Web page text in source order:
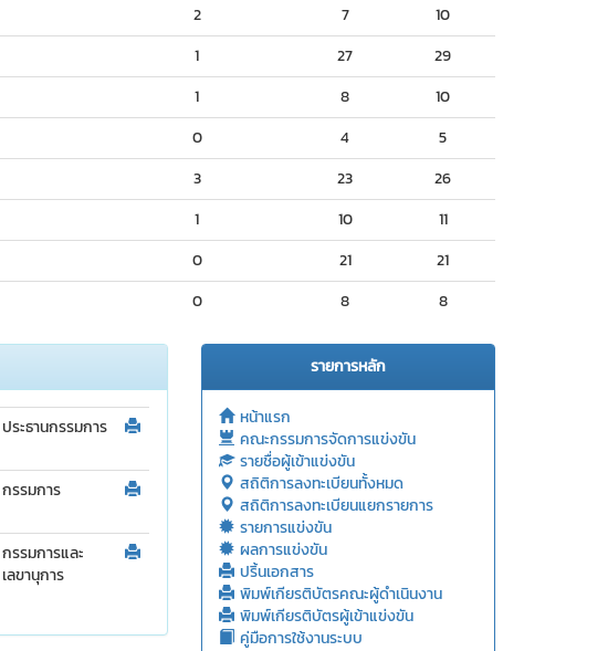
2 7
10
1 27
29
1 8
10
0 4
5
3 23
26
1 10
11
0 21
21
0 8 8
ประธานกรรมการ
กรรมการ
กรรมการและ
เลขานุการ
รายการหลัก
หน้าแรก
คณะกรรมการจัดการแข่งขัน
รายชื่อผู้เข้าแข่งขัน
สถิติการลงทะเบียนทั้งหมด
สถิติการลงทะเบียนแยกรายการ
รายการแข่งขัน
ผลการแข่งขัน
ปริ้นเอกสาร
พิมพ์เกียรติบัตรคณะผู้ดำเนินงาน
พิมพ์เกียรติบัตรผู้เข้าแข่งขัน
คู่มือการใช้งานระบบ